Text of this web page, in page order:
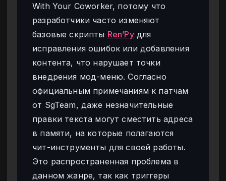
With Your Coworker, потому что
разработчики часто изменяют
базовые скрипты Ren’Pyдля
исправления ошибок или добавления
контента, что нарушает точки
внедрения мод-меню. Согласно
официальным примечаниям к патчам
от SgTeam, даже незначительные
правки текста могут сместить адреса
в памяти, на которые полагаются
чит-инструменты для своей работы.
Это распространенная проблема в
данном жанре, так как триггеры